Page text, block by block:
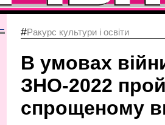
#Ракурс культури і освіти
В умовах
ЗНО-2022
спрощеному